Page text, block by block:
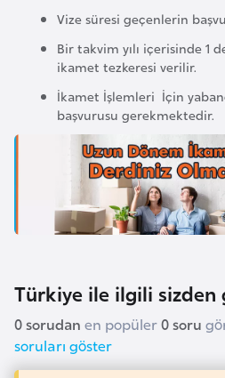
Vize süresi geçenlerin
Bir takvim yılı içerisinde 1
ikamet tezkeresi verilir.
İkamet İşlemleri İçin
başvurusu gerekmektedir.
Türkiye ile ilgili sizden
0 sorudan en popüler0 soru
soruları göster
B
o
s
n